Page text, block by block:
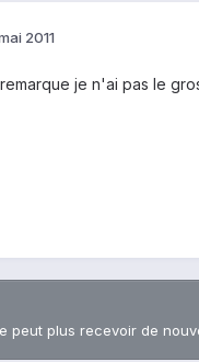
2011
je n'ai pas le
peut plus recevoir de